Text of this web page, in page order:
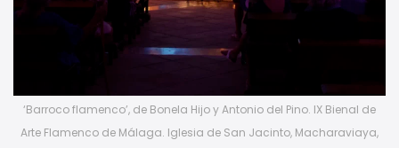
‘Barroco flamenco’, de Bonela Hijo y Antonio del Pino. IX Bienal de
Arte Flamenco de Málaga. Iglesia de San Jacinto, Macharaviaya,